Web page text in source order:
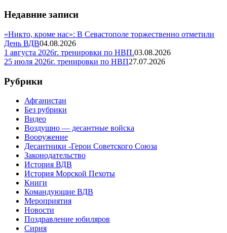
Недавние записи
«Никто, кроме нас»: В Севастополе торжественно отметили
День ВДВ04.08.2026
1 августа 2026г. тренировки по НВП.03.08.2026
25 июля 2026г. тренировки по НВП27.07.2026
Рубрики
Афганистан
Без рубрики
Видео
Воздушно — десантные войска
Вооружение
Десантники -Герои Советского Союза
Законодательство
История ВДВ
История Морской Пехоты
Книги
Командующие ВДВ
Мероприятия
Новости
Поздравление юбиляров
Сирия